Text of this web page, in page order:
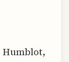
Humblot,